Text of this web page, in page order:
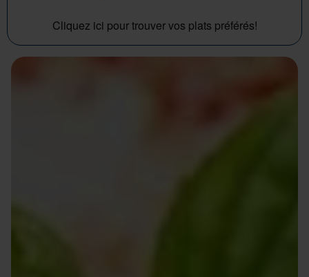
Cliquez ici pour trouver vos plats préférés!